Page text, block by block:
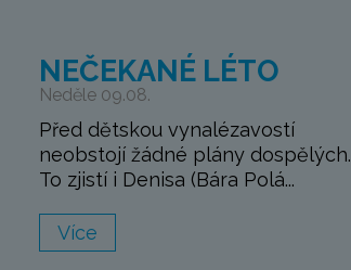
NEČEKANÉ LÉTO
Neděle 09.08.
Před dětskou vynalézavostí
neobstojí žádné plány dospělých.
To zjistí i Denisa (Bára Polá...
Více